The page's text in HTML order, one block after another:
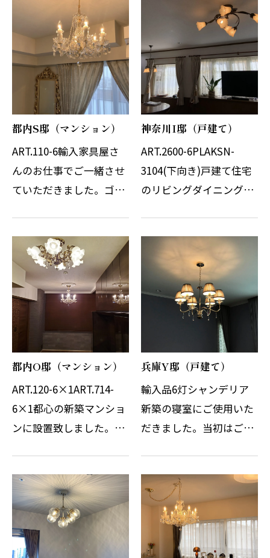
ただきました。当初マン
ションのLDの空間で照明
の位置が少し近いためバ
ランスを気にされて…
にて同時に施工致しまし
た。白を基調とした空間
に透明感あるスワロフス
キークリスタル…
都内S邸（マンション）
ART.110-6輸入家具屋さ
んのお仕事でご一緒させ
ていただきました。ゴー
お客様はスワロフスキー
クリスタルのDROPが他
に比べて圧倒的に綺麗だ
ったとのことでお…
神奈川I邸（戸建て）
ART.2600-6PLAKSN-
3104(下向き)戸建て住宅
のリビングダイニングに
バー色のガラスは部屋を
落ち着いた雰囲気に包み
ます。特に木調の家具と
の相性も良いですね…
都内O邸（マンション）
ART.120-6×1ART.714-
6×1都心の新築マンショ
ンに設置致しました。マ
ましたので簡易取付型に
て対応致しました。メダ
リオンは事前に加工し接
着剤を使用せずに…
兵庫Y邸（戸建て）
輸入品6灯シャンデリア
新築の寝室にご使用いた
だきました。当初はご自
の依頼でした。SNSにて
何度かご相談を受け、や
り取りを続けておりまし
たが、納期や輸…